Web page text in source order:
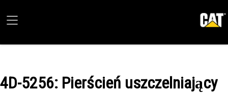
4D-5256: Pierścień uszczelniający